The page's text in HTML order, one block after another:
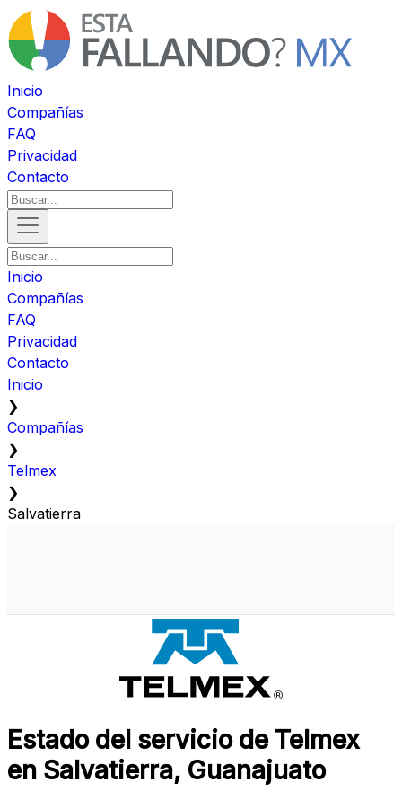
Inicio
Compañías
FAQ
Privacidad
Contacto
Inicio
Compañías
FAQ
Privacidad
Contacto
Inicio
❯
Compañías
❯
Telmex
❯
Salvatierra
Estado del servicio de Telmex
en Salvatierra, Guanajuato